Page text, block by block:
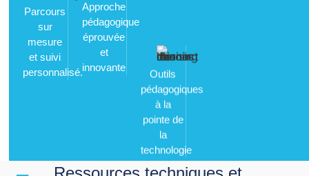
Parcours
sur
mesure
et suivi
personnalisé.
Approche
pédagogique
éprouvée
et
innovante
à la
pointe de
la
technologie